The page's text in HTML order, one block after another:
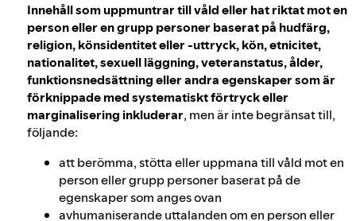
Innehåll som uppmuntrar till våld eller hat riktat mot en
person eller en grupp personer baserat på hudfärg,
religion, könsidentitet eller ‑uttryck, kön, etnicitet,
nationalitet, sexuell läggning, veteranstatus, ålder,
funktionsnedsättning eller andra egenskaper som är
förknippade med systematiskt förtryck eller
marginalisering inkluderar, men är inte begränsat till,
följande:
att berömma, stötta eller uppmana till våld mot en
person eller grupp personer baserat på de
egenskaper som anges ovan
avhumaniserande uttalanden om en person eller